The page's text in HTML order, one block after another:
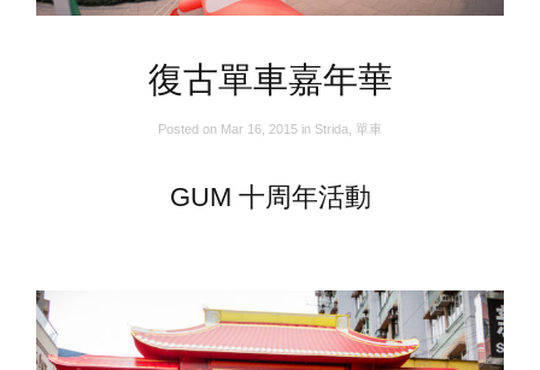
復古單車嘉年華
Posted on Mar 16, 2015 in Strida 單車
GUM 十周年活動